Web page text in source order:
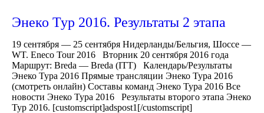
Энеко Тур 2016. Результаты 2 этапа
19 сентября — 25 сентября Нидерланды/Бельгия, Шоссе —
WT. Eneco Tour 2016 Вторник 20 сентября 2016 года
Маршрут: Breda — Breda (ITT) Календарь/Результаты
Энеко Тура 2016 Прямые трансляции Энеко Тура 2016
(смотреть онлайн) Составы команд Энеко Тура 2016 Все
новости Энеко Тура 2016 Результаты второго этапа Энеко
Тур 2016. [customscript]adspost1[/customscript]